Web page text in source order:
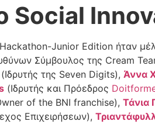
Social
Junior Edition ήταν
Σύμβουλος της Cream
(Ιδρυτής της Seven Digits), Άννα
(Ιδρυτής και Πρόεδρος
of the BNI franchise), Τάνια
Επιχειρήσεων),